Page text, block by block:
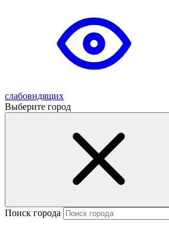
слабовидящих
Выберите город
Поиск города